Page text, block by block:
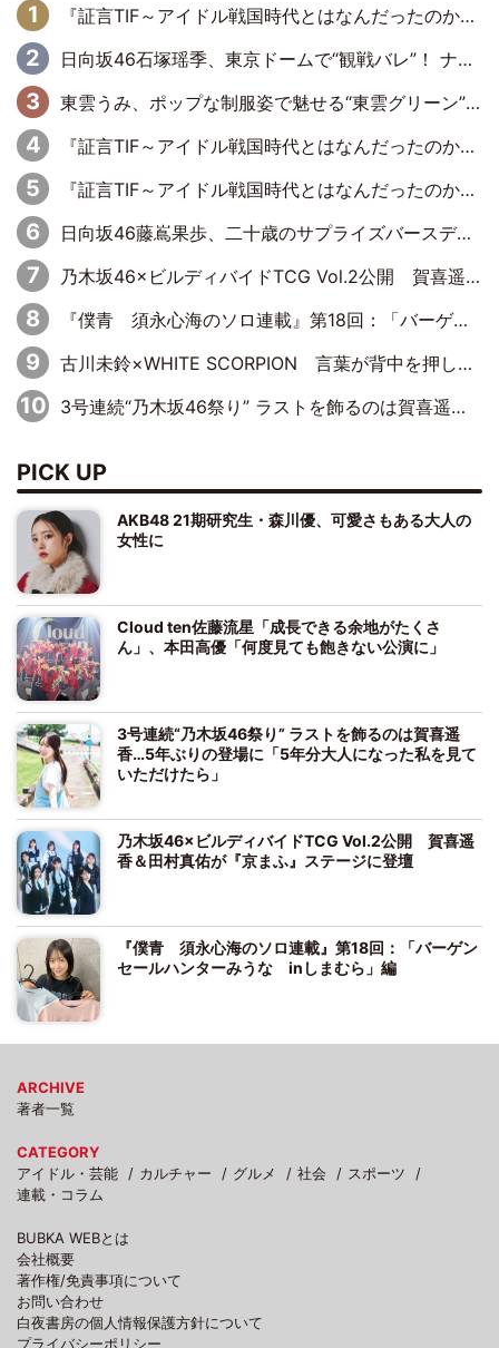
『証言TIF～アイドル戦国時代とはなんだったのか～』第6回：でんぱ組.inc・古川未鈴×相沢梨紗「『ハロプロやりたかったな』って言ったら、夢眠ねむさんに『てめえはでんぱ組．incなんだよ！』って肩パンされて(笑)」
日向坂46石塚瑶季、東京ドームで“観戦バレ”！ ナイツ・塙も認めた「巨人に詳しすぎるアイドル」は元VENUSスクール生で杉内コーチ推し⁉
東雲うみ、ポップな制服姿で魅せる“東雲グリーン”の正体
『証言TIF～アイドル戦国時代とはなんだったのか～』第8回：Negicco・Nao☆×Megu×Kaede「東京からオファーが来たのと、梨の皮剥きとどっちが大事なんだって」
『証言TIF～アイドル戦国時代とはなんだったのか～』第10回：さくら学院・武藤彩未×飯田らうら「正直、中3で辞めるというのを信じてなくて。そう言われてはいたけど、嘘でしょって」
日向坂46藤嶌果歩、二十歳のサプライズバースデーに大喜び「頼られる先輩になれるように努力していきたい」
乃木坂46×ビルディバイドTCG Vol.2公開 賀喜遥香＆田村真佑が『京まふ』ステージに登壇
『僕青 須永心海のソロ連載』第18回：「バーゲンセールハンターみうな inしまむら」編
古川未鈴×WHITE SCORPION 言葉が背中を押した“それぞれの決意”
3号連続“乃木坂46祭り” ラストを飾るのは賀喜遥香…5年ぶりの登場に「5年分大人になった私を見ていただけたら」
PICK UP
AKB48 21期研究生・森川優、可愛さもある大人の
女性に
Cloud ten佐藤流星「成長できる余地がたくさ
ん」、本田高優「何度見ても飽きない公演に」
3号連続“乃木坂46祭り” ラストを飾るのは賀喜遥
香…5年ぶりの登場に「5年分大人になった私を見て
いただけたら」
乃木坂46×ビルディバイドTCG Vol.2公開 賀喜遥
香＆田村真佑が『京まふ』ステージに登壇
『僕青 須永心海のソロ連載』第18回：「バーゲン
セールハンターみうな inしまむら」編
ARCHIVE
著者一覧
CATEGORY
アイドル・芸能
カルチャー グルメ 社会
スポーツ
連載・コラム
BUBKA WEBとは
会社概要
著作権/免責事項について
お問い合わせ
白夜書房の個人情報保護方針について
プライバシーポリシー